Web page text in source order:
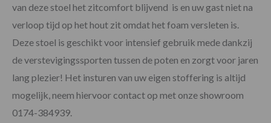
van deze stoel het zitcomfort blijvend is en uw gast niet na
verloop tijd op het hout zit omdat het foam versleten is.
Deze stoel is geschikt voor intensief gebruik mede dankzij
de verstevigingssporten tussen de poten en zorgt voor jaren
lang plezier! Het insturen van uw eigen stoffering is altijd
mogelijk, neem hiervoor contact op met onze showroom
0174-384939.